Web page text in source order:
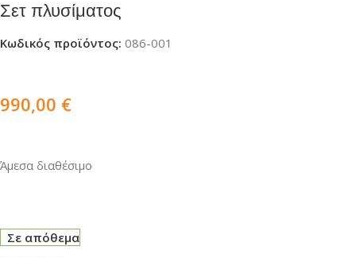
Σετ πλυσίματος
Κωδικός προϊόντος: 086-001
990,00 €
Άμεσα διαθέσιμο
Σε απόθεμα